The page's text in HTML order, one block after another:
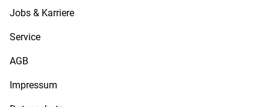
Jobs & Karriere
Service
AGB
Impressum